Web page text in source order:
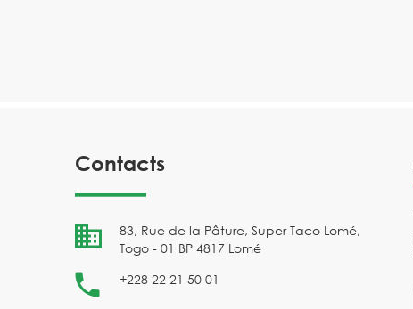
Contacts
83, Rue de la Pâture, Super Taco Lomé,
Togo - 01 BP 4817 Lomé
+228 22 21 50 01